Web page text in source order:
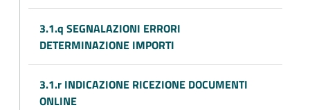
3.1.q SEGNALAZIONI ERRORI
DETERMINAZIONE IMPORTI
3.1.r INDICAZIONE RICEZIONE DOCUMENTI
ONLINE